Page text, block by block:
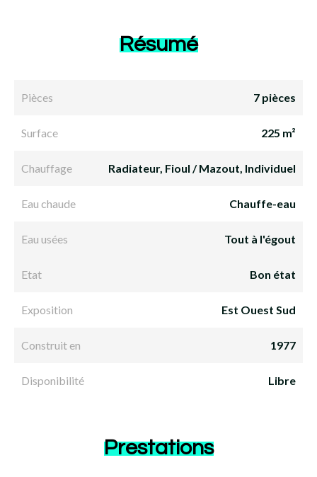
Résumé
Pièces 7 pièces
Surface 225 m²
Chauffage Radiateur, Fioul / Mazout, Individuel
Eau chaude Chauffe-eau
Eau usées Tout à l'égout
Etat Bon état
Exposition Est Ouest Sud
Construit en 1977
Disponibilité Libre
Prestations